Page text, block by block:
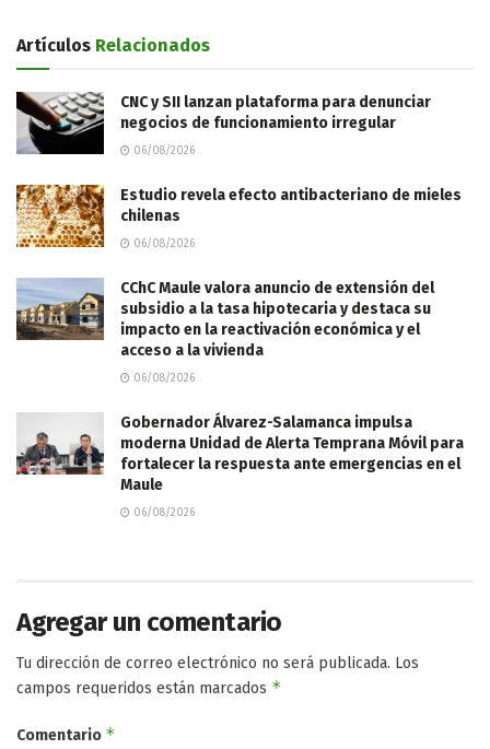
Artículos Relacionados
CNC y SII lanzan plataforma para denunciar
negocios de funcionamiento irregular
06/08/2026
Estudio revela efecto antibacteriano de mieles
chilenas
06/08/2026
CChC Maule valora anuncio de extensión del
subsidio a la tasa hipotecaria y destaca su
impacto en la reactivación económica y el
acceso a la vivienda
06/08/2026
Gobernador Álvarez-Salamanca impulsa
moderna Unidad de Alerta Temprana Móvil para
fortalecer la respuesta ante emergencias en el
Maule
06/08/2026
Agregar un comentario
Tu dirección de correo electrónico no será publicada. Los
campos requeridos están marcados *
Comentario *